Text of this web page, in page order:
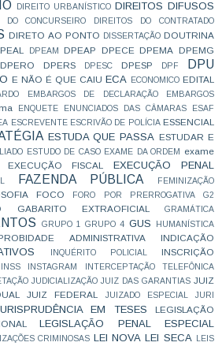
DIREITO URBANÍSTICO DIREITOS DIFUSOS
DO CONCURSEIRO DIREITOS DO CONTRATADO
DIRETO AO PONTO DISSERTAÇÃO DOUTRINA
DPEAM DPEAP DPECE DPEMA DPEMG
DPERO DPERS DPESC DPESP DPF DPU
E NÃO É QUE CAIU ECA ECONOMICO EDITAL
EMBARGOS DE DECLARAÇÃO
EMBARGOS
ENQUETE ENUNCIADOS DAS CÂMARAS
ESAF
ESCREVENTE ESCRIVÃO DE POLÍCIA ESSENCIAL
ESTUDA QUE PASSA ESTUDAR E
ESTUDO DE CASO EXAME DA ORDEM
exame
EXECUÇÃO FISCAL EXECUÇÃO PENAL
FAZENDA PÚBLICA FEMINIZAÇÃO
FOCO FORO POR PRERROGATIVA
G2
GABARITO EXTRAOFICIAL GRAMÁTICA
GRUPO 1 GRUPO 4 GUS
HUMANÍSTICA
ADMINISTRATIVA
INDICAÇÃO
INQUÉRITO POLICIAL
INSCRIÇÃO
INSS INSTAGRAM INTERCEPTAÇÃO TELEFÔNICA
JUDICIALIZAÇÃO JUIZ DAS GARANTIAS JUIZ
JUIZ FEDERAL JUIZADO ESPECIAL JURI
EM TESES
LEGISLAÇÃO
LEGISLAÇÃO PENAL ESPECIAL
CRIMINOSAS LEI NOVA LEI SECA
LEIS